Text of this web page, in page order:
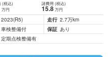
(税込)
万円
諸費用 (税込)
15.8 万円
2023(R5) 走行 2.7万km
車検整備付 保証 あり
定期点検整備有